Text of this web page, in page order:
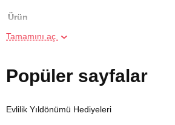
Ürün
İki kişi için Özel Mat Yoga Dersi
Aile için Atlı Safari
Tamamını aç
Popüler sayfalar
Evlilik Yıldönümü Hediyeleri